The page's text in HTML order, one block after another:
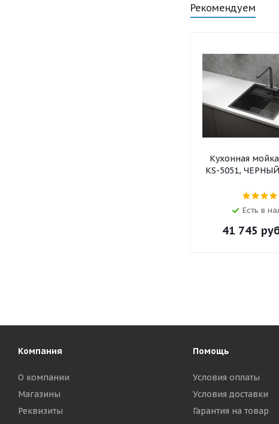
Рекомендуем
Кухонная мойка
KS-5051,
Есть в
41 745
Компания
О компании
Магазины
Реквизиты
Помощь
Условия оплаты
Условия доставки
Гарантия на товар